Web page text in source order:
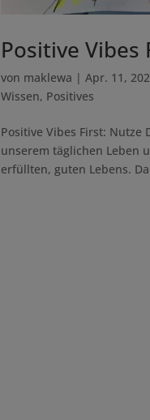
Positive Vibes
von maklewa |Apr. 11,
Wissen, Positives
Positive Vibes First:
unserem täglichen Leben
erfüllten, guten Lebens.